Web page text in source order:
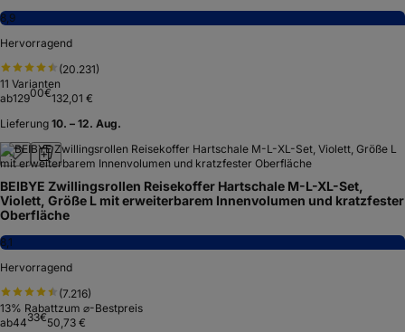
8,9
Hervorragend
(20.231)
11 Varianten
ab12900€132,01 €
Lieferung 10. – 12. Aug.
BEIBYE Zwillingsrollen Reisekoffer Hartschale M-L-XL-Set,
Violett, Größe L mit erweiterbarem Innenvolumen und kratzfester
Oberfläche
8,1
Hervorragend
(7.216)
13% Rabattzum ⌀-Bestpreis
ab4433€50,73 €